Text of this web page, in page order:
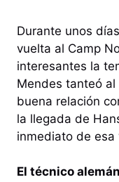
Durante unos
vuelta al Camp
interesantes la
Mendes tanteó
buena relación
la llegada de
inmediato de esa
El técnico